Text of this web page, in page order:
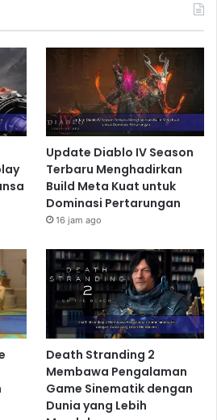
Update Diablo IV Season
Terbaru Menghadirkan
Build Meta Kuat untuk
Dominasi Pertarungan
16 jam ago
Death Stranding 2
Membawa Pengalaman
Game Sinematik dengan
Dunia yang Lebih